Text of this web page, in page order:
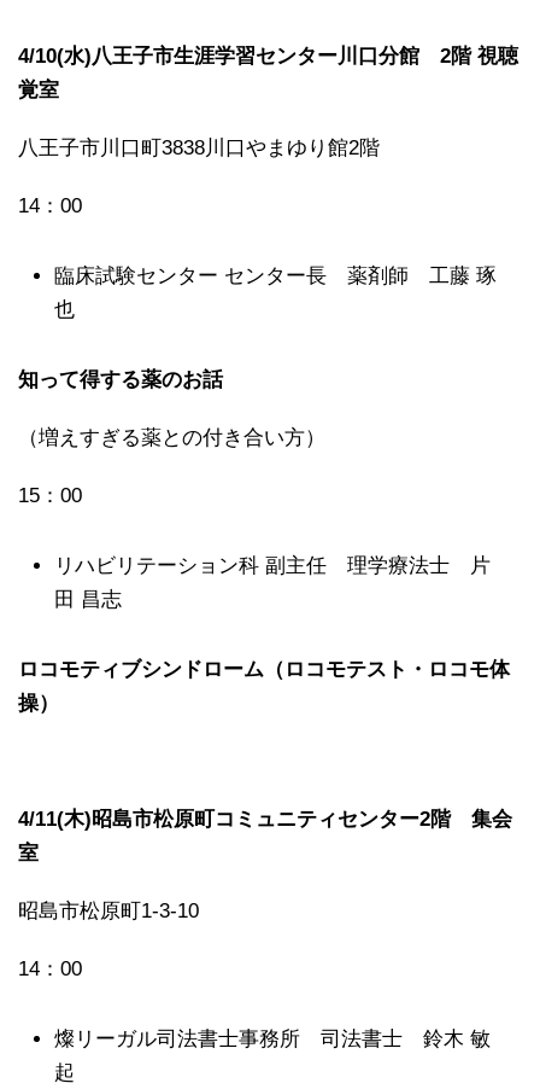
4/10(水)八王子市生涯学習センター川口分館 2階 視聴
覚室
八王子市川口町3838川口やまゆり館2階
14：00
臨床試験センター センター長 薬剤師 工藤 琢
也
知って得する薬のお話
（増えすぎる薬との付き合い方）
15：00
リハビリテーション科 副主任 理学療法士 片
田 昌志
ロコモティブシンドローム（ロコモテスト・ロコモ体
操）
4/11(木)昭島市松原町コミュニティセンター2階 集会
室
昭島市松原町1-3-10
14：00
燦リーガル司法書士事務所 司法書士 鈴木 敏
起